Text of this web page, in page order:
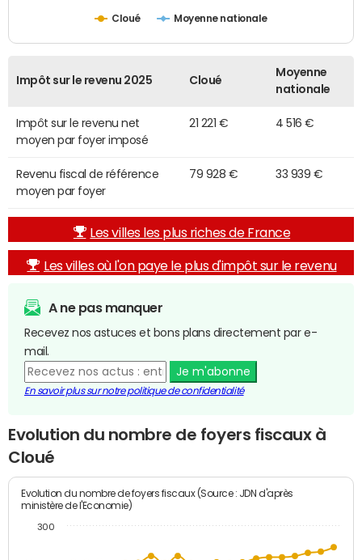
Cloué Moyenne nationale
Impôt sur le revenu 2025 Cloué
Moyenne
nationale
Impôt sur le revenu net
moyen par foyer imposé
21 221 € 4 516 €
Revenu fiscal de référence
moyen par foyer
79 928 € 33 939 €
Les villes les plus riches de France
Les villes où l'on paye le plus d'impôt sur le revenu
A ne pas manquer
Recevez nos astuces et bons plans directement par e-
mail.
Je m'abonne
En savoir plus sur notre politique de confidentialité
Evolution du nombre de foyers fiscaux à
Cloué
Evolution du nombre de foyers fiscaux (Source : JDN d'après
ministère de l'Economie)
300